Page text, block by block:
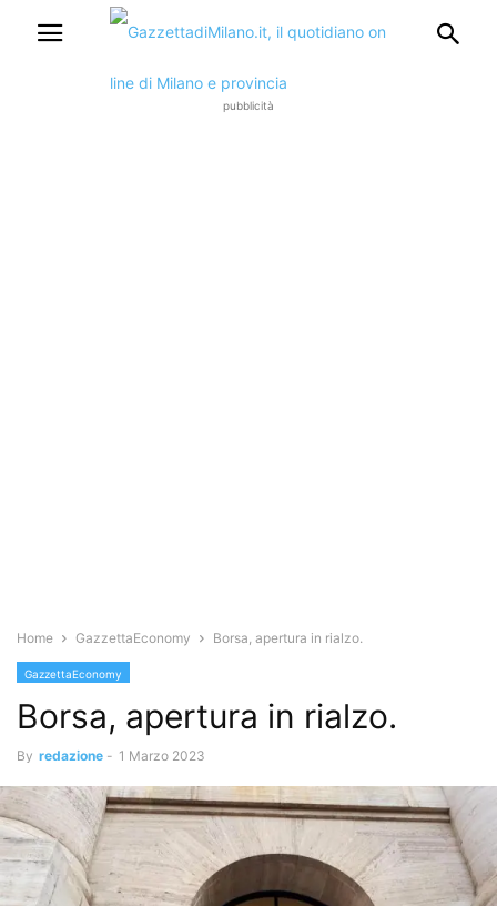
pubblicità
Home GazzettaEconomy Borsa, apertura in rialzo.
GazzettaEconomy
Borsa, apertura in rialzo.
By redazione - 1 Marzo 2023